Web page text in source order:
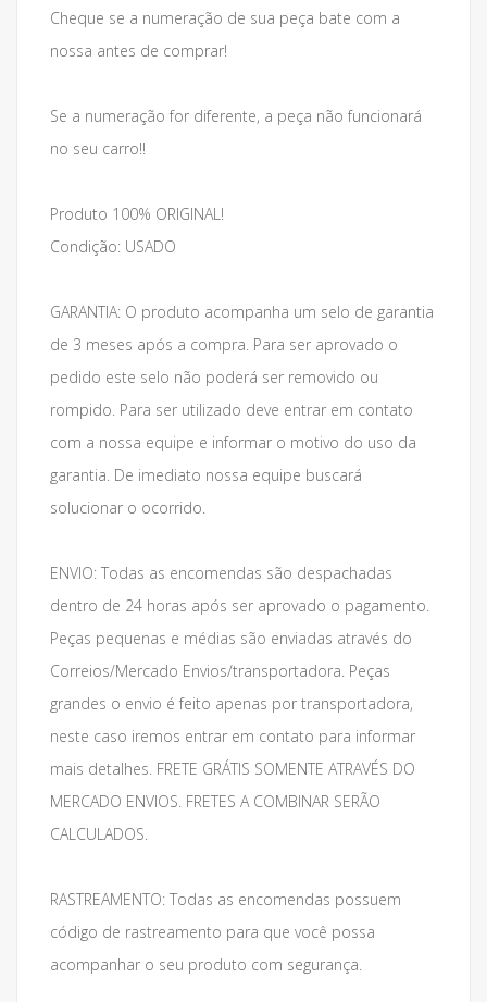
Cheque se a numeração de sua peça bate com a
nossa antes de comprar!
Se a numeração for diferente, a peça não funcionará
no seu carro!!
Produto 100% ORIGINAL!
Condição: USADO
GARANTIA: O produto acompanha um selo de garantia
de 3 meses após a compra. Para ser aprovado o
pedido este selo não poderá ser removido ou
rompido. Para ser utilizado deve entrar em contato
com a nossa equipe e informar o motivo do uso da
garantia. De imediato nossa equipe buscará
solucionar o ocorrido.
ENVIO: Todas as encomendas são despachadas
dentro de 24 horas após ser aprovado o pagamento.
Peças pequenas e médias são enviadas através do
Correios/Mercado Envios/transportadora. Peças
grandes o envio é feito apenas por transportadora,
neste caso iremos entrar em contato para informar
mais detalhes. FRETE GRÁTIS SOMENTE ATRAVÉS DO
MERCADO ENVIOS. FRETES A COMBINAR SERÃO
CALCULADOS.
RASTREAMENTO: Todas as encomendas possuem
código de rastreamento para que você possa
acompanhar o seu produto com segurança.